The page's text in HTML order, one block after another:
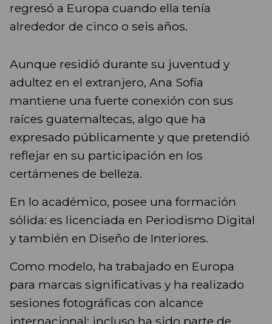
regresó a Europa cuando ella tenía
alrededor de cinco o seis años.
Aunque residió durante su juventud y
adultez en el extranjero, Ana Sofía
mantiene una fuerte conexión con sus
raíces guatemaltecas, algo que ha
expresado públicamente y que pretendió
reflejar en su participación en los
certámenes de belleza.
En lo académico, posee una formación
sólida: es licenciada en Periodismo Digital
y también en Diseño de Interiores.
Como modelo, ha trabajado en Europa
para marcas significativas y ha realizado
sesiones fotográficas con alcance